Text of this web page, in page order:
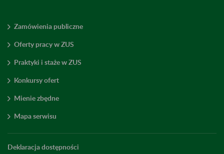
Zamówienia publiczne
Oferty pracy w ZUS
Praktyki i staże w ZUS
Konkursy ofert
Mienie zbędne
Mapa serwisu
Deklaracja dostępności